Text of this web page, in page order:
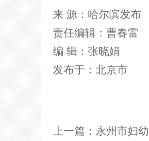
来 源：哈尔滨发布
责任编辑：曹春雷
编 辑：张晓娟
发布于：北京市
上一篇： 永州市妇